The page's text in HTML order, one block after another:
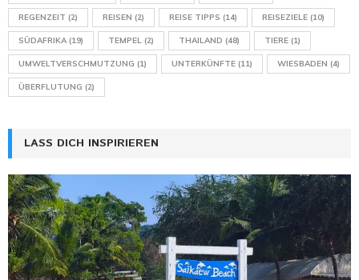
REGENZEIT (2) REISEN (2) REISE TIPPS (14) REISEZIELE (10)
SÜDAFRIKA(19) TEMPEL (2) THAILAND (48) TIERE (1)
UMWELTVERSCHMUTZUNG (1) UNTERKÜNFTE (11) WIESBADEN (4)
ÜBERFLUTUNG (2)
LASS DICH INSPIRIEREN